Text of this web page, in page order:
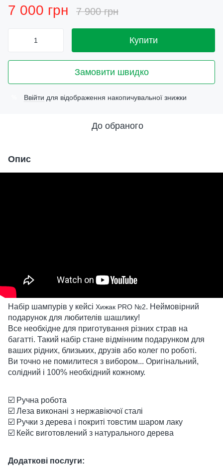
7 000 грн 7 900 грн
Купити
Замовити швидко
Ввійти для відображення накопичувальної знижки
До обраного
Опис
Набір шампурів у кейсі Хижак PRO №2. Неймовірний
подарунок для любителів шашлику!
Все необхідне для приготування різних страв на
багатті. Такий набір стане відмінним подарунком для
ваших рідних, близьких, друзів або колег по роботі.
Ви точно не помилитеся з вибором... Оригінальний,
солідний і 100% необхідний кожному.
☑️ Ручна робота
☑️ Леза виконані з нержавіючої сталі
☑️ Ручки з дерева і покриті товстим шаром лаку
☑️ Кейс виготовлений з натурального дерева
Додаткові послуги: